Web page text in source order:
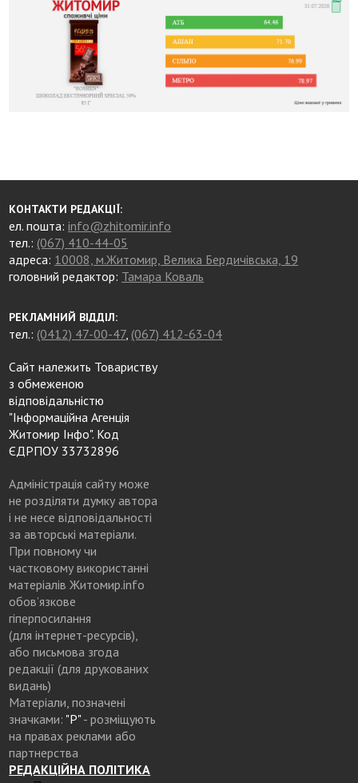
КОНТАКТИ РЕДАКЦІЇ:
ел. пошта:info@zhitomir.info
тел.: (067) 410-44-05
адреса: 10008, м.Житомир, Велика Бердичівська, 19
головний редактор: Тамара Коваль
РЕКЛАМНИЙ ВІДДІЛ:
тел.: (0412) 47-00-47, (067) 412-63-04
Сайт належить Товариству
з обмеженою
відповідальністю
"Інформаційна Агенція
Житомир Інфо". Код
ЄДРПОУ 33732896
Адміністрація сайту може
не розділяти думку автора
і не несе відповідальності
за авторські матеріали.
При повному чи
частковому використанні
матеріалів Житомир.info
обов’язкове
гіперпосилання
(для інтернет-ресурсів),
або письмова згода
редакції (для друкованих
видань)
Матеріали, позначені
значками: "Р"- розміщують
на правах реклами або
партнерства
РЕДАКЦІЙНА ПОЛІТИКА